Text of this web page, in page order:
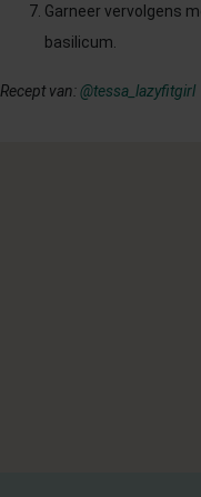
Garneer vervolgens
basilicum.
Recept van:@tessa_lazyfitgirl